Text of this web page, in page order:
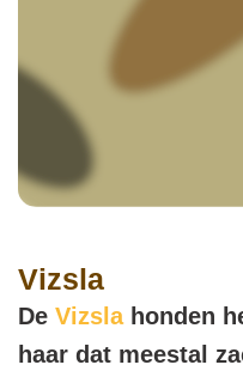
Vizsla
De Vizslahonden
haar dat meestal